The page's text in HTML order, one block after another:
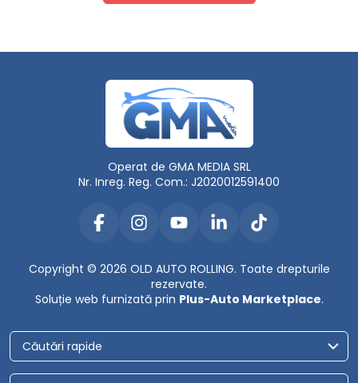
Operat de GMA MEDIA SRL
Nr. Inreg. Reg. Com.: J2020012591400
Copyright © 2026 OLD AUTO ROLLING. Toate drepturile
rezervate.
Soluție web furnizată prin Plus-Auto Marketplace.
Căutări rapide